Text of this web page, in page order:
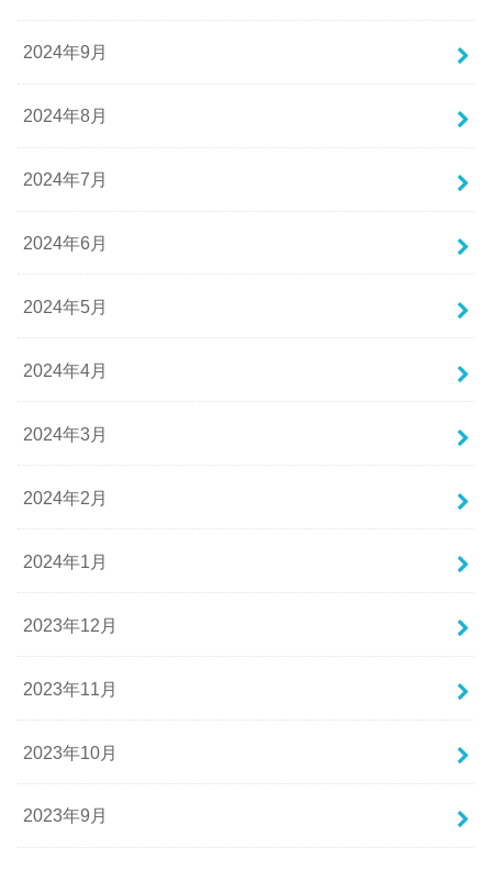
2024年9月
2024年8月
2024年7月
2024年6月
2024年5月
2024年4月
2024年3月
2024年2月
2024年1月
2023年12月
2023年11月
2023年10月
2023年9月